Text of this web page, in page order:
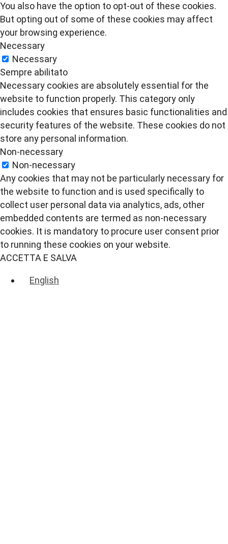
You also have the option to opt-out of these cookies.
But opting out of some of these cookies may affect
your browsing experience.
Necessary
Necessary
Sempre abilitato
Necessary cookies are absolutely essential for the
website to function properly. This category only
includes cookies that ensures basic functionalities and
security features of the website. These cookies do not
store any personal information.
Non-necessary
Non-necessary
Any cookies that may not be particularly necessary for
the website to function and is used specifically to
collect user personal data via analytics, ads, other
embedded contents are termed as non-necessary
cookies. It is mandatory to procure user consent prior
to running these cookies on your website.
ACCETTA E SALVA
English